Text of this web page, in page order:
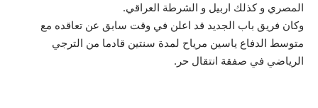
المصري و كذلك اربيل و الشرطة العراقي.
وكان فريق باب الجديد قد اعلن في وقت سابق عن تعاقده مع
متوسط الدفاع ياسين مرياح لمدة سنتين قادما من الترجي
الرياضي في صفقة انتقال حر.